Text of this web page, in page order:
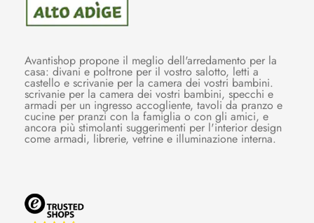
Avantishop propone il meglio dell'arredamento per la
casa: divani e poltrone per il vostro salotto, letti a
castello e scrivanie per la camera dei vostri bambini.
scrivanie per la camera dei vostri bambini, specchi e
armadi per un ingresso accogliente, tavoli da pranzo e
cucine per pranzi con la famiglia o con gli amici, e
ancora più stimolanti suggerimenti per l'interior design
come armadi, librerie, vetrine e illuminazione interna.